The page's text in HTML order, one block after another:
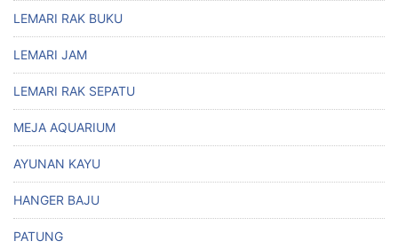
LEMARI RAK BUKU
LEMARI JAM
LEMARI RAK SEPATU
MEJA AQUARIUM
AYUNAN KAYU
HANGER BAJU
PATUNG